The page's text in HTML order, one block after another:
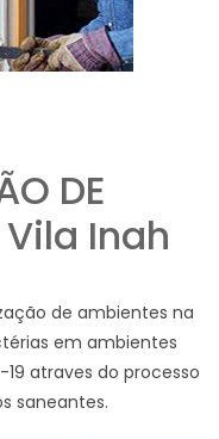
DE
Vila Inah
de ambientes na
em ambientes
atraves do processo
saneantes.